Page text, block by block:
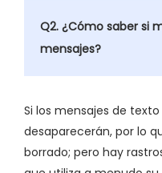
Q2. ¿Cómo saber si
mensajes?
Si los mensajes de
desaparecerán, por lo
borrado; pero hay